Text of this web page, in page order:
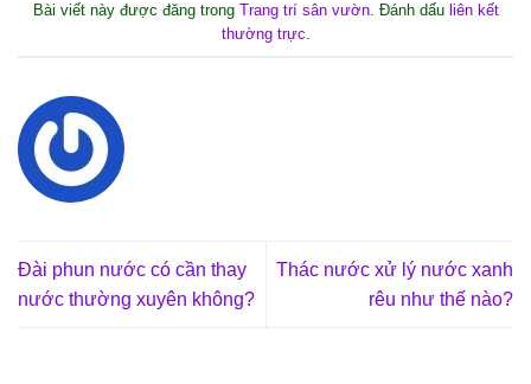
Bài viết này được đăng trong Trang trí sân vườn. Đánh dấu liên kết
thường trực.
Đài phun nước có cần thay
nước thường xuyên không?
Thác nước xử lý nước xanh
rêu như thế nào?